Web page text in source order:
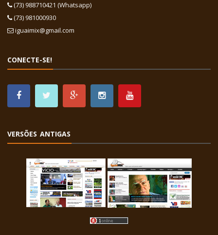
(73) 988710421 (Whatsapp)
(73) 981000930
iguaimix@gmail.com
CONECTE-SE!
VERSÕES ANTIGAS